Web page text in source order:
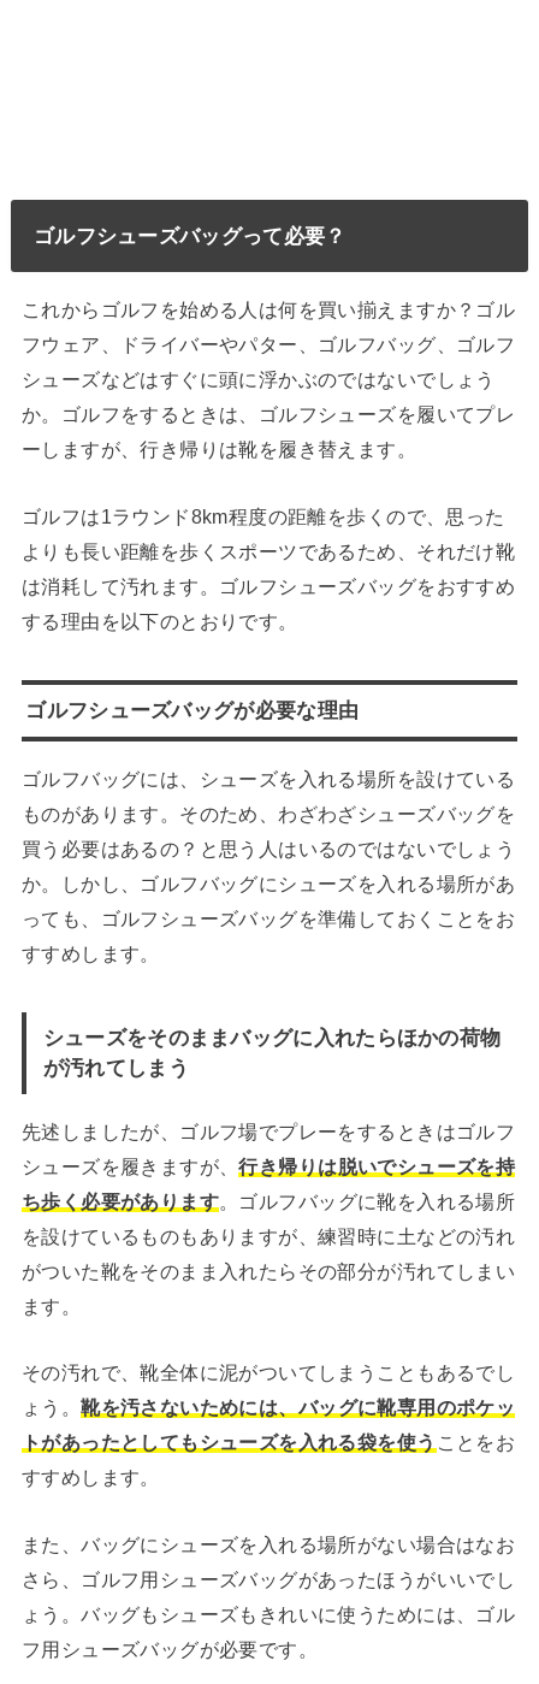
ゴルフシューズバッグって必要？
これからゴルフを始める人は何を買い揃えますか？ゴル
フウェア、ドライバーやパター、ゴルフバッグ、ゴルフ
シューズなどはすぐに頭に浮かぶのではないでしょう
か。ゴルフをするときは、ゴルフシューズを履いてプレ
ーしますが、行き帰りは靴を履き替えます。
ゴルフは1ラウンド8km程度の距離を歩くので、思った
よりも長い距離を歩くスポーツであるため、それだけ靴
は消耗して汚れます。ゴルフシューズバッグをおすすめ
する理由を以下のとおりです。
ゴルフシューズバッグが必要な理由
ゴルフバッグには、シューズを入れる場所を設けている
ものがあります。そのため、わざわざシューズバッグを
買う必要はあるの？と思う人はいるのではないでしょう
か。しかし、ゴルフバッグにシューズを入れる場所があ
っても、ゴルフシューズバッグを準備しておくことをお
すすめします。
シューズをそのままバッグに入れたらほかの荷物
が汚れてしまう
先述しましたが、ゴルフ場でプレーをするときはゴルフ
シューズを履きますが、行き帰りは脱いでシューズを持
ち歩く必要があります。ゴルフバッグに靴を入れる場所
を設けているものもありますが、練習時に土などの汚れ
がついた靴をそのまま入れたらその部分が汚れてしまい
ます。
その汚れで、靴全体に泥がついてしまうこともあるでし
ょう。靴を汚さないためには、バッグに靴専用のポケッ
トがあったとしてもシューズを入れる袋を使う ことをお
すすめします。
また、バッグにシューズを入れる場所がない場合はなお
さら、ゴルフ用シューズバッグがあったほうがいいでし
ょう。バッグもシューズもきれいに使うためには、ゴル
フ用シューズバッグが必要です。